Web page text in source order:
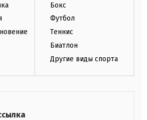
Бокс
Футбол
Теннис
Биатлон
Другие виды спорта